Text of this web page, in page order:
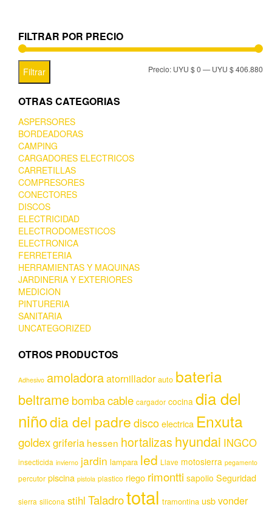
FILTRAR POR PRECIO
Filtrar Precio: UYU $ 0—UYU $ 406.880
OTRAS CATEGORIAS
ASPERSORES
BORDEADORAS
CAMPING
CARGADORES ELECTRICOS
CARRETILLAS
COMPRESORES
CONECTORES
DISCOS
ELECTRICIDAD
ELECTRODOMESTICOS
ELECTRONICA
FERRETERIA
HERRAMIENTAS Y MAQUINAS
JARDINERIA Y EXTERIORES
MEDICION
PINTURERIA
SANITARIA
UNCATEGORIZED
OTROS PRODUCTOS
Adhesivo amoladoraatornillador auto bateria
beltramebombacable cargador cocina dia del
niñodia del padrediscoelectrica Enxuta
goldexgriferia hessen hortalizas hyundai INGCO
insecticida invierno jardin lampara led Llave motosierra pegamento
percutor piscina pistola plastico riego rimontti sapolio Seguridad
sierra silicona stihl Taladrototal tramontina usbvonder